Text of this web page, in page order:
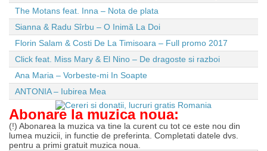
The Motans feat. Inna – Nota de plata
Sianna & Radu Sîrbu – O Inimă La Doi
Florin Salam & Costi De La Timisoara – Full promo 2017
Click feat. Miss Mary & El Nino – De dragoste si razboi
Ana Maria – Vorbeste-mi In Soapte
ANTONIA – Iubirea Mea
Abonare la muzica noua:
(!) Abonarea la muzica va tine la curent cu tot ce este nou din
lumea muzicii, in functie de preferinta. Completati datele dvs.
pentru a primi gratuit muzica noua.